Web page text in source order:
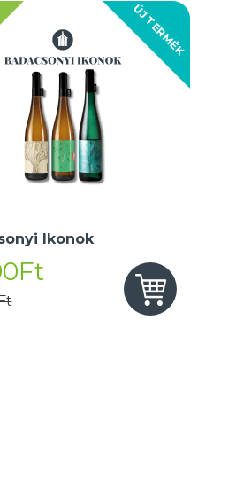
ÚJ TERMÉK
Ikonok